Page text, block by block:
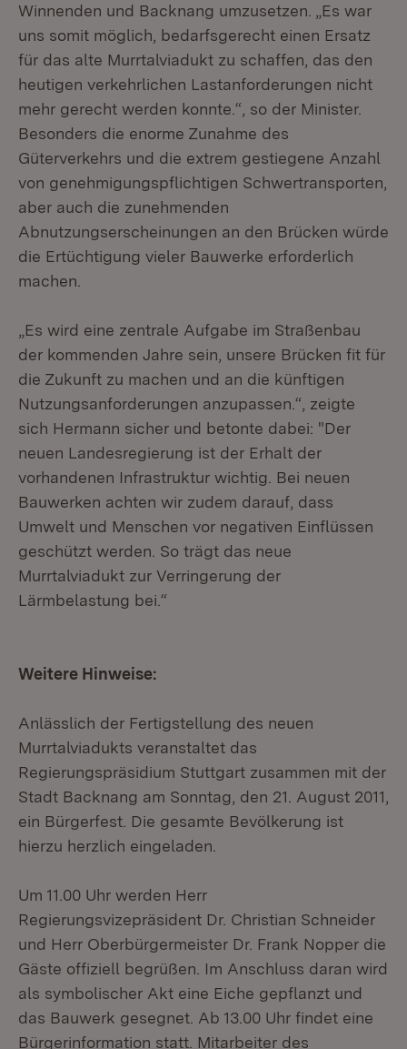
Winnenden und Backnang umzusetzen. „Es war
uns somit möglich, bedarfsgerecht einen Ersatz
für das alte Murrtalviadukt zu schaffen, das den
heutigen verkehrlichen Lastanforderungen nicht
mehr gerecht werden konnte.“, so der Minister.
Besonders die enorme Zunahme des
Güterverkehrs und die extrem gestiegene Anzahl
von genehmigungspflichtigen Schwertransporten,
aber auch die zunehmenden
Abnutzungserscheinungen an den Brücken würde
die Ertüchtigung vieler Bauwerke erforderlich
machen.
„Es wird eine zentrale Aufgabe im Straßenbau
der kommenden Jahre sein, unsere Brücken fit für
die Zukunft zu machen und an die künftigen
Nutzungsanforderungen anzupassen.“, zeigte
sich Hermann sicher und betonte dabei: "Der
neuen Landesregierung ist der Erhalt der
vorhandenen Infrastruktur wichtig. Bei neuen
Bauwerken achten wir zudem darauf, dass
Umwelt und Menschen vor negativen Einflüssen
geschützt werden. So trägt das neue
Murrtalviadukt zur Verringerung der
Lärmbelastung bei.“
Weitere Hinweise:
Anlässlich der Fertigstellung des neuen
Murrtalviadukts veranstaltet das
Regierungspräsidium Stuttgart zusammen mit der
Stadt Backnang am Sonntag, den 21. August 2011,
ein Bürgerfest. Die gesamte Bevölkerung ist
hierzu herzlich eingeladen.
Um 11.00 Uhr werden Herr
Regierungsvizepräsident Dr. Christian Schneider
und Herr Oberbürgermeister Dr. Frank Nopper die
Gäste offiziell begrüßen. Im Anschluss daran wird
als symbolischer Akt eine Eiche gepflanzt und
das Bauwerk gesegnet. Ab 13.00 Uhr findet eine
Bürgerinformation statt. Mitarbeiter des